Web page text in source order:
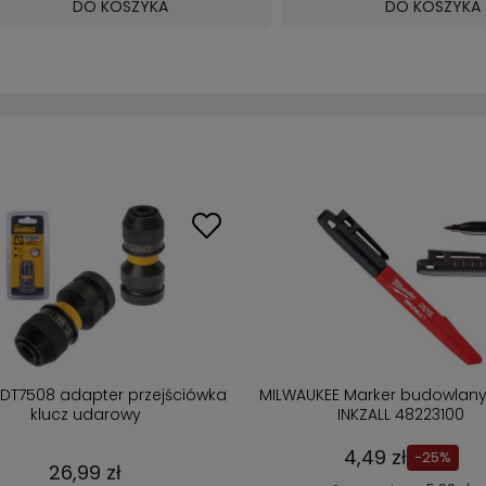
DO KOSZYKA DO KOSZYKA
bateria 18V 5Ah
312,99 zł
MILWAUKEE Uchwyt magnetyczny
bitów HEX 1/4 60mm 4932430478
13,89 zł